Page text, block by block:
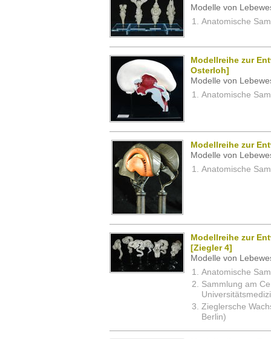
Modelle von
Anatomische
Modellreihe zur
Osterloh]
Modelle von
Anatomische
Modellreihe zur
Modelle von
Anatomische
Modellreihe zur
[Ziegler 4]
Modelle von
Anatomische
Sammlung am
Zieglersche
Berlin)